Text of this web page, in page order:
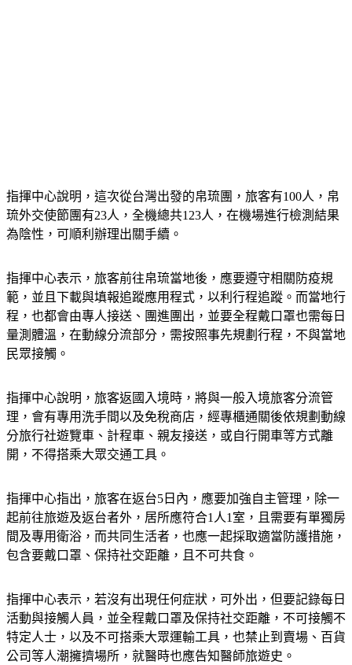
指揮中心說明，這次從台灣出發的帛琉團，旅客有100人，帛
琉外交使節團有23人，全機總共123人，在機場進行檢測結果
為陰性，可順利辦理出關手續。
指揮中心表示，旅客前往帛琉當地後，應要遵守相關防疫規
範，並且下載與填報追蹤應用程式，以利行程追蹤。而當地行
程，也都會由專人接送、團進團出，並要全程戴口罩也需每日
量測體溫，在動線分流部分，需按照事先規劃行程，不與當地
民眾接觸。
指揮中心說明，旅客返國入境時，將與一般入境旅客分流管
理，會有專用洗手間以及免稅商店，經專櫃通關後依規劃動線
分旅行社遊覽車、計程車、親友接送，或自行開車等方式離
開，不得搭乘大眾交通工具。
指揮中心指出，旅客在返台5日內，應要加強自主管理，除一
起前往旅遊及返台者外，居所應符合1人1室，且需要有單獨房
間及專用衛浴，而共同生活者，也應一起採取適當防護措施，
包含要戴口罩、保持社交距離，且不可共食。
指揮中心表示，若沒有出現任何症狀，可外出，但要記錄每日
活動與接觸人員，並全程戴口罩及保持社交距離，不可接觸不
特定人士，以及不可搭乘大眾運輸工具，也禁止到賣場、百貨
公司等人潮擁擠場所，就醫時也應告知醫師旅遊史。